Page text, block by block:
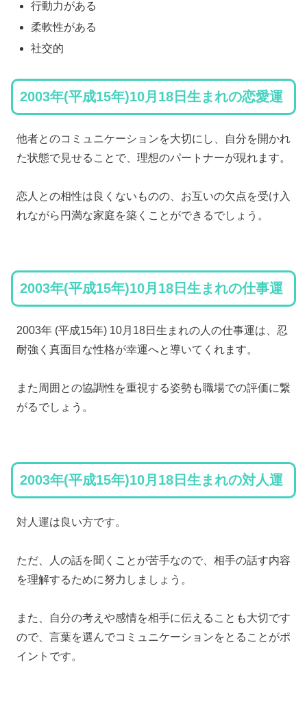
行動力がある
柔軟性がある
社交的
2003年(平成15年)10月18日生まれの恋愛運
他者とのコミュニケーションを大切にし、自分を開かれ
た状態で見せることで、理想のパートナーが現れます。
恋人との相性は良くないものの、お互いの欠点を受け入
れながら円満な家庭を築くことができるでしょう。
2003年(平成15年)10月18日生まれの仕事運
2003年 (平成15年) 10月18日生まれの人の仕事運は、忍
耐強く真面目な性格が幸運へと導いてくれます。
また周囲との協調性を重視する姿勢も職場での評価に繋
がるでしょう。
2003年(平成15年)10月18日生まれの対人運
対人運は良い方です。
ただ、人の話を聞くことが苦手なので、相手の話す内容
を理解するために努力しましょう。
また、自分の考えや感情を相手に伝えることも大切です
ので、言葉を選んでコミュニケーションをとることがポ
イントです。